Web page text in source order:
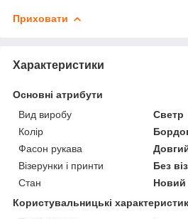
Приховати
Характеристики
Основні атрибути
Вид виробу
Светр
Колір
Фасон рукава
Візерунки і принти
Без
Стан
Новий
Користувальницькі